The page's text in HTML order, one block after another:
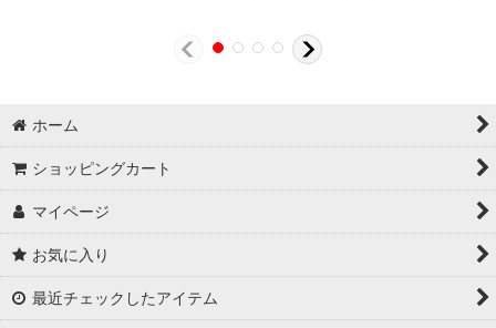
ホーム
ショッピングカート
マイページ
お気に入り
最近チェックしたアイテム